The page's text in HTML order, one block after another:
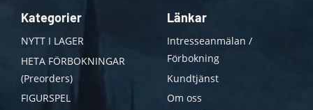
Kategorier
NYTT I LAGER
HETA FÖRBOKNINGAR
(Preorders)
FIGURSPEL
Länkar
Intresseanmälan /
Förbokning
Kundtjänst
Om oss